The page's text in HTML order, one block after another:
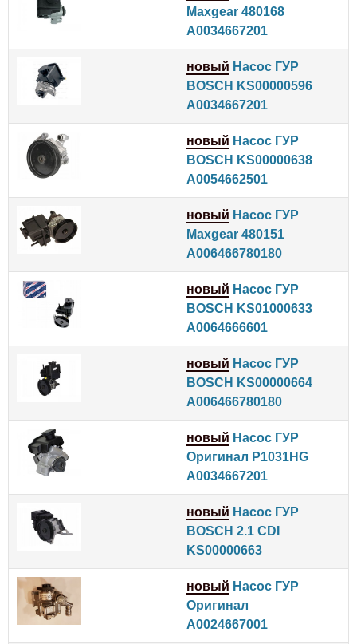
Maxgear 480168
A0034667201
новый Насос ГУР
BOSCH KS00000596
A0034667201
новый Насос ГУР
BOSCH KS00000638
A0054662501
новый Насос ГУР
Maxgear 480151
A006466780180
новый Насос ГУР
BOSCH KS01000633
A0064666601
новый Насос ГУР
BOSCH KS00000664
A006466780180
новый Насос ГУР
Оригинал P1031HG
A0034667201
новый Насос ГУР
BOSCH 2.1 CDI
KS00000663
новый Насос ГУР
Оригинал
A0024667001